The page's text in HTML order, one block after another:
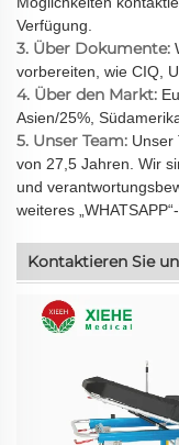
Verfügung.
3. Über Dokumente:
vorbereiten, wie CIQ,
4. Über den Markt:
Asien/25%,
5. Unser Team: Unser
von 27,5 Jahren. Wir
und
weiteres
Kontaktieren Sie